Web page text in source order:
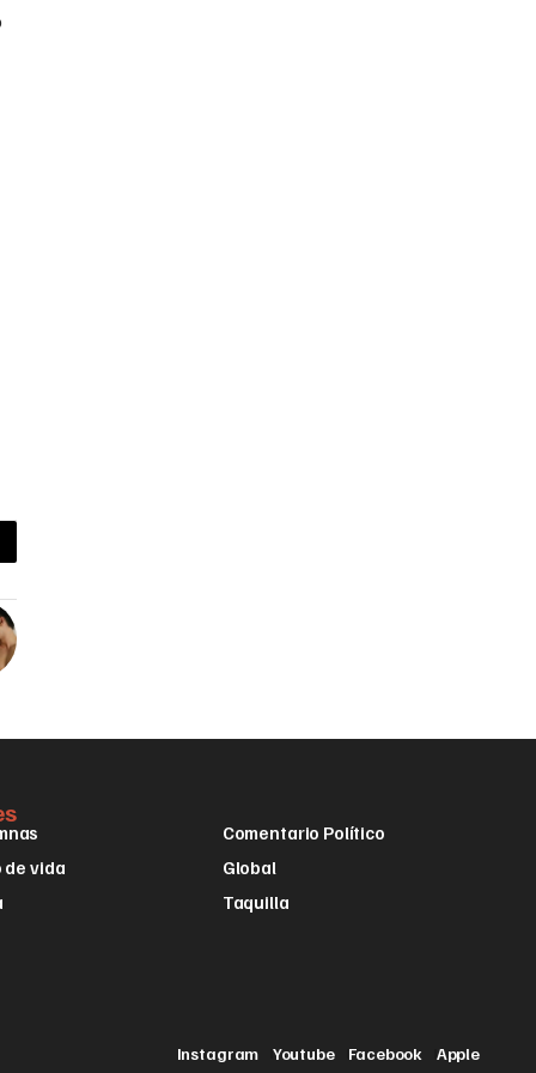
Comentario Político
de vida
Global
Taquilla
Instagram Youtube Facebook Apple